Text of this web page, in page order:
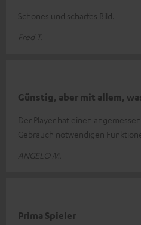
Schönes und scharfes Bild.
Fred T.
Günstig, aber mit allem,
Der Player hat einen
Gebrauch notwendigen
ANGELO M.
Prima Spieler